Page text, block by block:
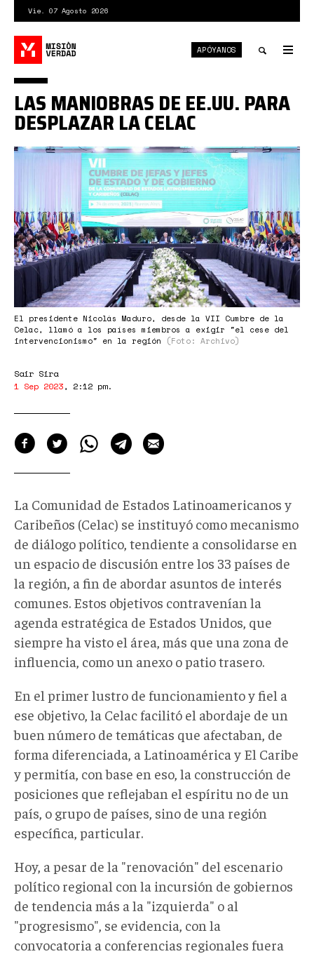
contenido
principal
Vie. 07 Agosto 2026
search
APÓYANOS
celac
El presidente Nicolás Maduro, desde la VII Cumbre de la
Celac, llamó a los países miembros a exigir "el cese del
intervencionismo" en la región
(Foto: Archivo)
LAS MANIOBRAS DE EE.UU. PARA
DESPLAZAR LA CELAC
Sair Sira
1 Sep 2023, 2:12 pm.
La Comunidad de Estados Latinoamericanos y
Caribeños (Celac) se instituyó como mecanismo
de diálogo político, tendiente a consolidarse en
un espacio de discusión entre los 33 países de
la región, a fin de abordar asuntos de interés
comunes. Estos objetivos contravenían la
agenda estratégica de Estados Unidos, que
siempre ha visto el área, más que una zona de
influencia, como un anexo o patio trasero.
En el primer lustro de funcionamiento y fiel a
ese objetivo, la Celac facilitó el abordaje de un
buen número de temáticas que afectaban, de
forma diferenciada, a Latinoamérica y El Caribe
y permitía, con base en eso, la construcción de
posiciones que reflejaban el espíritu no de un
país, o grupo de países, sino de una región
específica, particular.
Hoy, a pesar de la "renovación" del escenario
político regional con la incursión de gobiernos
de tendencia más a la "izquierda" o al
"progresismo", se evidencia, con la
convocatoria a conferencias regionales fuera